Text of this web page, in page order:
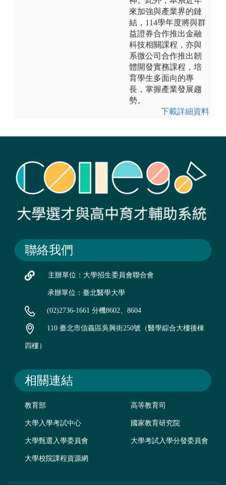
來加強與產業界的鏈
結，114學年度將與群
益證券合作推出金融
科技相關課程，亦與
系微公司合作推出韌
體開發實務課程，培
育學生多面向的專
長，掌握產業發展趨
勢。
下載詳細資料
聯絡我們
主辦單位：大學招生委員會聯合會
承辦單位：臺北醫學大學
(02)2736-1661 分機8602、8604
110 臺北市信義區吳興街250號（醫學綜合大樓後棟
四樓）
相關連結
教育部 高等教育司
大學入學考試中心 國家教育研究院
大學甄選入學委員會 大學考試入學分發委員會
大學校院課程資源網